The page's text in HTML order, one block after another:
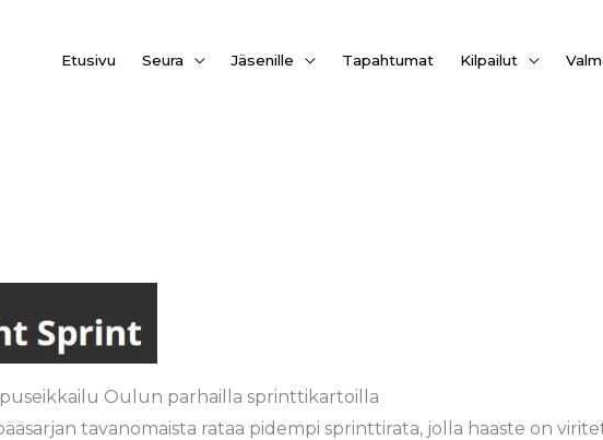
Etusivu Seura Jäsenille Tapahtumat Kilpailut
Oulun parhailla sprinttikartoilla
tavanomaista rataa pidempi sprinttirata, jolla haaste on